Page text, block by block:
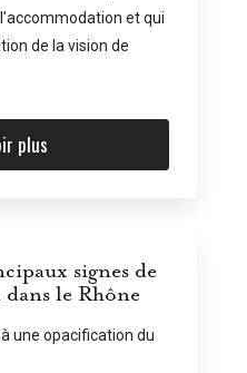
et qui
de la vision de
plus
signes de
le Rhône
une opacification du